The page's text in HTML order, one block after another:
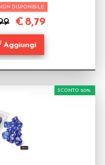
DISPONIBILE
€ 8,79
SCONTO 20%